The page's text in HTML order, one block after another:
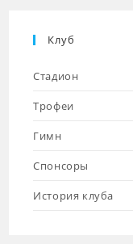
Клуб
Стадион
Трофеи
Гимн
Спонсоры
История клуба